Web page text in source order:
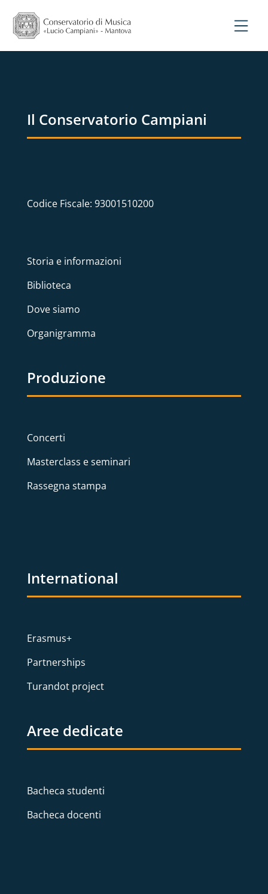
Il Conservatorio Campiani
Codice Fiscale: 93001510200
Storia e informazioni
Biblioteca
Dove siamo
Organigramma
Produzione
Concerti
Masterclass e seminari
Rassegna stampa
International
Erasmus+
Partnerships
Turandot project
Aree dedicate
Bacheca studenti
Bacheca docenti